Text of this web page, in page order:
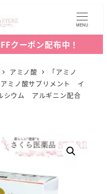
MENU
クーポン配布中！
アミノ酸
「アミノ
ミノ酸サプリメント イ
シウム アルギニン配合